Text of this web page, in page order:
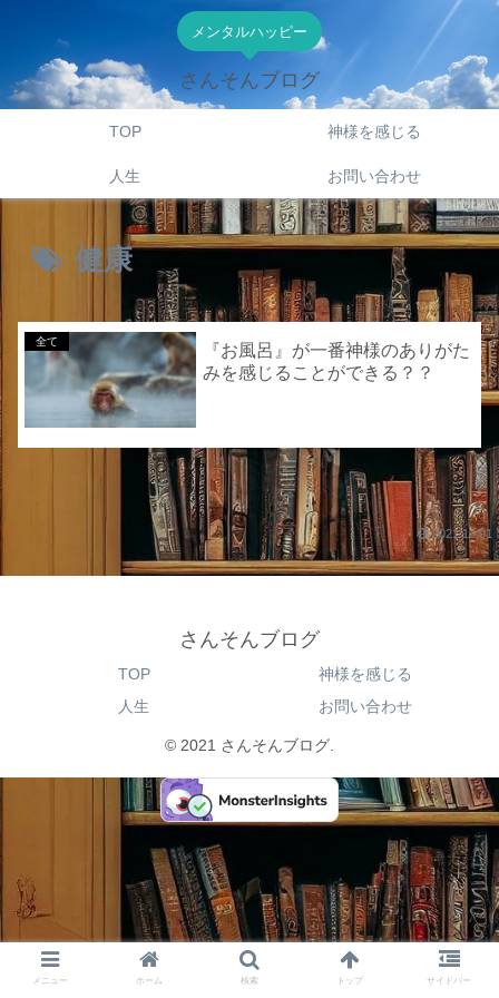
メンタルハッピー
さんそんブログ
TOP 神様を感じる
人生 お問い合わせ
健康
全て
『お風呂』が一番神様のありがた
みを感じることができる？？
2021.10.01
さんそんブログ
TOP
神様を感じる
人生
お問い合わせ
© 2021 さんそんブログ.
メニュー ホーム 検索 トップ サイドバー